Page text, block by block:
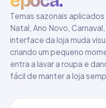
Temas sazonais
Natal, Ano Novo,
interface da loja muda
criando um pequeno
entra a lavar a roupa e
fácil de manter a loja